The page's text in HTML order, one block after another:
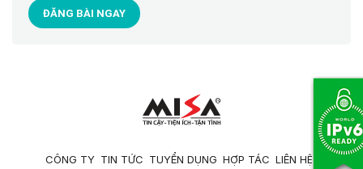
ĐĂNG BÀI NGAY
CÔNG TY TIN TỨC TUYỂN DỤNG HỢP TÁC LIÊN HỆ